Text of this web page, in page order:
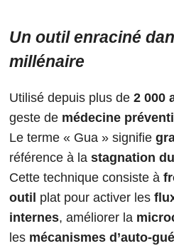
Un outil enraciné
millénaire
Utilisé depuis plus de 2 000
geste de médecine
Le terme « Gua » signifie
référence à la stagnation
Cette technique consiste à
outil plat pour activer les
internes, améliorer la
les mécanismes d’auto-